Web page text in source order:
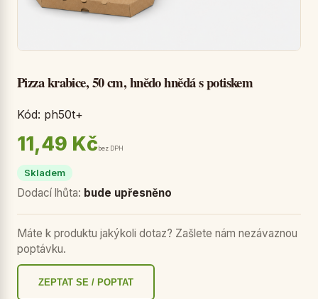
Pizza krabice, 50 cm, hnědo hnědá s potiskem
Kód: ph50t+
11,49 Kčbez DPH
Skladem
Dodací lhůta: bude upřesněno
Máte k produktu jakýkoli dotaz? Zašlete nám nezávaznou
poptávku.
ZEPTAT SE / POPTAT